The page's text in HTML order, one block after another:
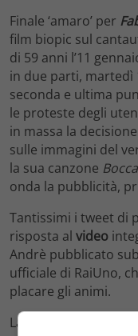
Finale ‘amaro’ per
film biopic sul
di 59 anni l’11
in due parti, martedì
seconda e ultima
le proteste degli
in massa la
sulle immagini del
la sua canzone
onda la pubblicità,
Tantissimi i tweet di
risposta al video
Andrè pubblicato
ufficiale di RaiUno,
placare gli animi.
La seconda e ultima